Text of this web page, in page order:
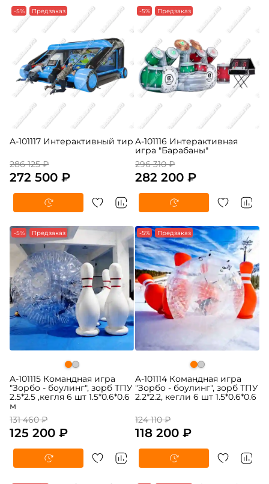
-5% Предзаказ
A-101117 Интерактивный тир
286 125 ₽
272 500 ₽
-5% Предзаказ
A-101116 Интерактивная
игра "Барабаны"
296 310 ₽
282 200 ₽
-5% Предзаказ
A-101115 Командная игра
"Зорбо - боулинг", зорб ТПУ
2.5*2.5 ,кегля 6 шт 1.5*0.6*0.6
м
131 460 ₽
125 200 ₽
-5% Предзаказ
A-101114 Командная игра
"Зорбо - боулинг", зорб ТПУ
2.2*2.2, кегли 6 шт 1.5*0.6*0.6
124 110 ₽
118 200 ₽